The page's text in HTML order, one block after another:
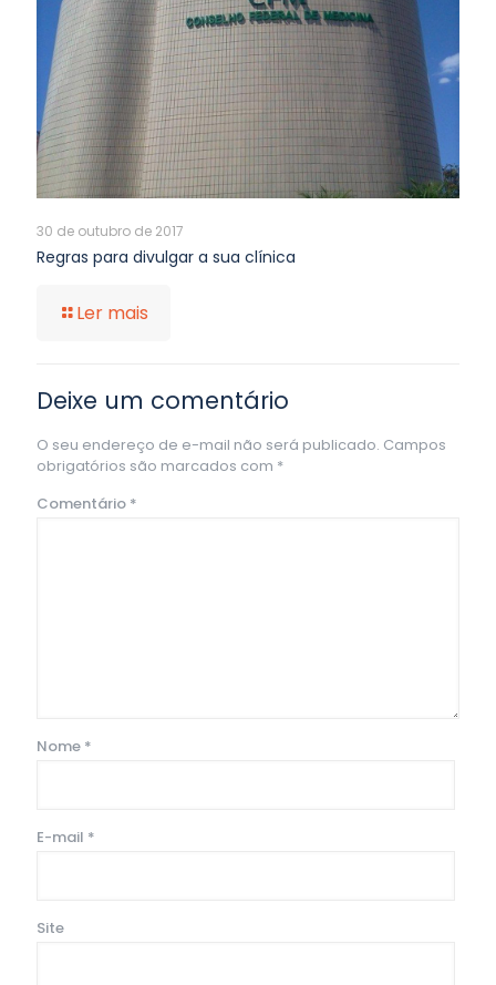
30 de outubro de 2017
Regras para divulgar a sua clínica
Ler mais
Deixe um comentário
O seu endereço de e-mail não será publicado. Campos
obrigatórios são marcados com *
Comentário *
Nome *
E-mail *
Site